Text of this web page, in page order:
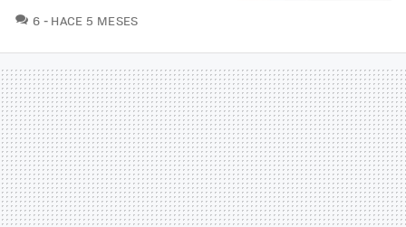
6 COMENTARIOS
HACE 5 MESES